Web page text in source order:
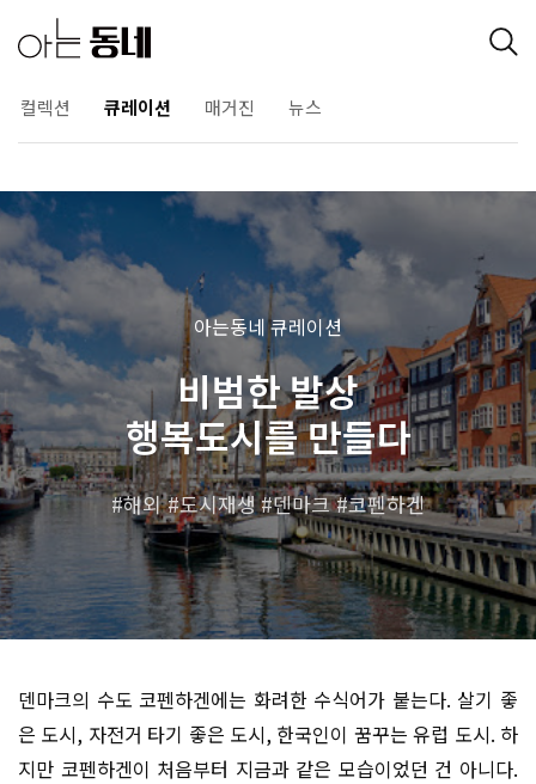
컬렉션 큐레이션 매거진 뉴스
아는동네 큐레이션
비범한 발상
행복도시를 만들다
해외 도시재생 덴마크 코펜하겐
덴마크의 수도 코펜하겐에는 화려한 수식어가 붙는다. 살기 좋
은 도시, 자전거 타기 좋은 도시, 한국인이 꿈꾸는 유럽 도시. 하
지만 코펜하겐이 처음부터 지금과 같은 모습이었던 건 아니다.